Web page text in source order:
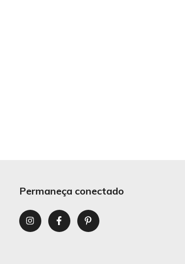
Permaneça conectado